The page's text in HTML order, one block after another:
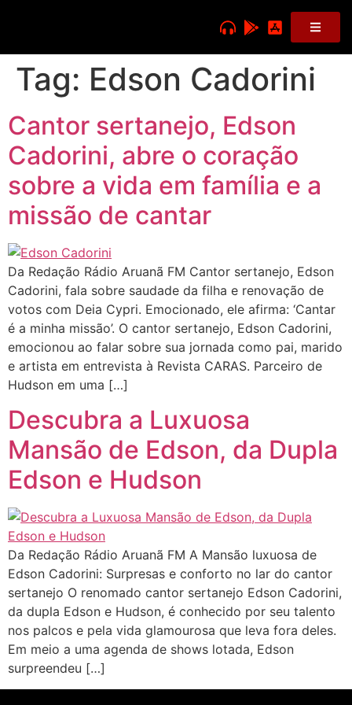
Tag: Edson Cadorini
Cantor sertanejo, Edson
Cadorini, abre o coração
sobre a vida em família e a
missão de cantar
Da Redação Rádio Aruanã FM Cantor sertanejo, Edson
Cadorini, fala sobre saudade da filha e renovação de
votos com Deia Cypri. Emocionado, ele afirma: ‘Cantar
é a minha missão’. O cantor sertanejo, Edson Cadorini,
emocionou ao falar sobre sua jornada como pai, marido
e artista em entrevista à Revista CARAS. Parceiro de
Hudson em uma […]
Descubra a Luxuosa
Mansão de Edson, da Dupla
Edson e Hudson
Da Redação Rádio Aruanã FM A Mansão luxuosa de
Edson Cadorini: Surpresas e conforto no lar do cantor
sertanejo O renomado cantor sertanejo Edson Cadorini,
da dupla Edson e Hudson, é conhecido por seu talento
nos palcos e pela vida glamourosa que leva fora deles.
Em meio a uma agenda de shows lotada, Edson
surpreendeu […]